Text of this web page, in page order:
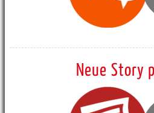
Neue Story